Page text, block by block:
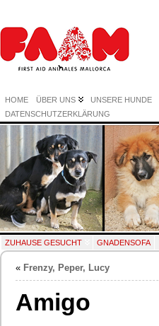
HOME ÜBER UNS UNSERE HUNDE
DATENSCHUTZERKLÄRUNG
ZUHAUSE GESUCHT GNADENSOFA
« Frenzy, Peper, Lucy
Amigo